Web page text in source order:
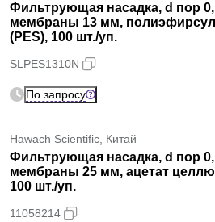
Фильтрующая насадка, d пор
мембраны 13 мм,
(PES), 100 шт./уп.
SLPES1310N
По запросу
Hawach Scientific, Китай
Фильтрующая насадка, d пор
мембраны 25 мм, ацетат
100 шт./уп.
11058214